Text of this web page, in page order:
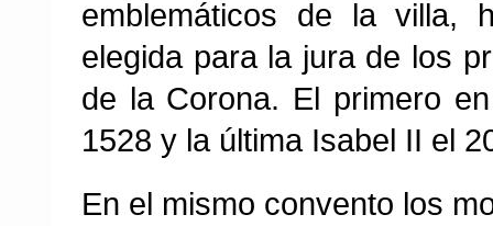
emblemáticos de la villa,
elegida para la jura de los
de la Corona. El primero
1528 y la última Isabel II el
En el mismo convento los